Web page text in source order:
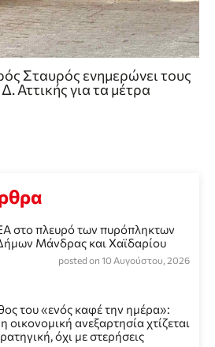
Σταυρός ενημερώνει τους
Αττικής για τα μέτρα
στο πλευρό των πυρόπληκτων
Μάνδρας και Χαϊδαρίου
posted on 10 Αυγούστου, 2026
του «ενός καφέ την ημέρα»:
η οικονομική ανεξαρτησία χτίζεται
όχι με στερήσεις